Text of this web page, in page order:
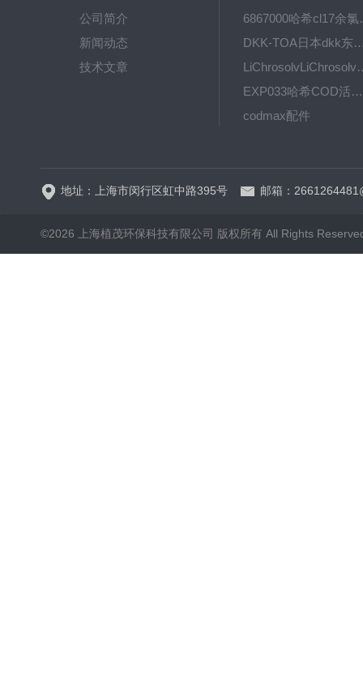
公司简介
新闻动态
技术文章
6867000
DKK-TOA日本dkk东亚电
EXP033哈希COD活塞泵价格 EXP033
codmax配件
地址：上海市闵行区虹中路395号 邮箱：
©2026 上海植茂环保科技有限公司 版权所有 All Rights